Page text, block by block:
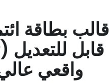
قالب بطاقة
واقعي